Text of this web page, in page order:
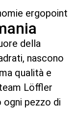
della
nascono
qualità e
Löffler
pezzo di